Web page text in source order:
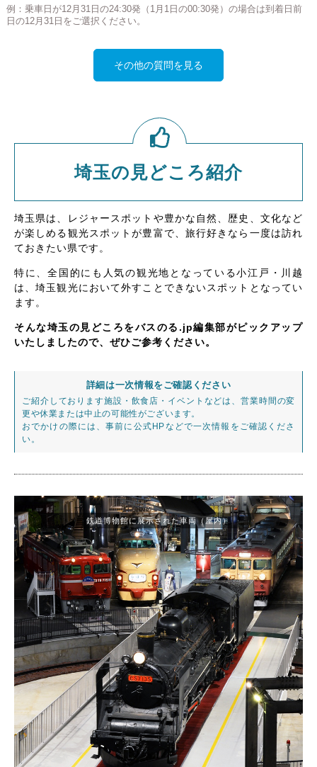
例：乗車日が12月31日の24:30発（1月1日の00:30発）の場合は到着日前
日の12月31日をご選択ください。
その他の質問を見る
埼玉の見どころ紹介
埼玉県は、レジャースポットや豊かな自然、歴史、文化など
が楽しめる観光スポットが豊富で、旅行好きなら一度は訪れ
ておきたい県です。
特に、全国的にも人気の観光地となっている小江戸・川越
は、埼玉観光において外すことできないスポットとなってい
ます。
そんな埼玉の見どころをバスのる.jp編集部がピックアップ
いたしましたので、ぜひご参考ください。
詳細は一次情報をご確認ください
ご紹介しております施設・飲食店・イベントなどは、営業時間の変
更や休業または中止の可能性がございます。
おでかけの際には、事前に公式HPなどで一次情報をご確認くださ
い。
鉄道博物館に展示された車両（屋内）